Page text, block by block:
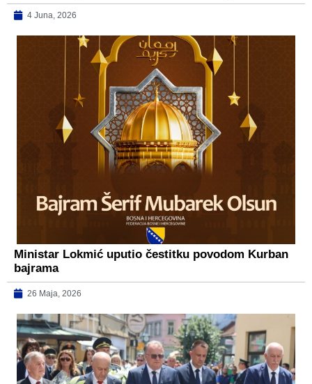
4 Juna, 2026
Ministar Lokmić uputio čestitku povodom Kurban
bajrama
26 Maja, 2026